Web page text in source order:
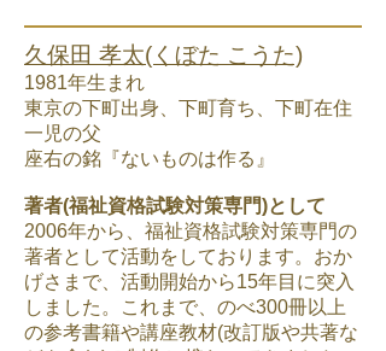
久保田 孝太(くぼた こうた)
1981年生まれ
東京の下町出身、下町育ち、下町在住
一児の父
座右の銘『ないものは作る』
著者(福祉資格試験対策専門)として
2006年から、福祉資格試験対策専門の
著者として活動をしております。おか
げさまで、活動開始から15年目に突入
しました。これまで、のべ300冊以上
の参考書籍や講座教材(改訂版や共著な